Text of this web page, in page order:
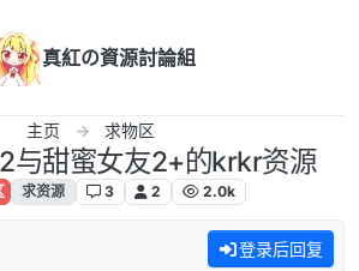
真紅の資源討論組
主页 求物区
与甜蜜女友2+的krkr资源
求资源 3 2 2.0k
登录后回复